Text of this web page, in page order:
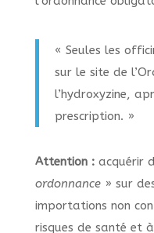
« Seules les
sur le site de
l’hydroxyzine,
prescription. »
Attention :acquérir
ordonnance» sur
importations non
risques de santé et